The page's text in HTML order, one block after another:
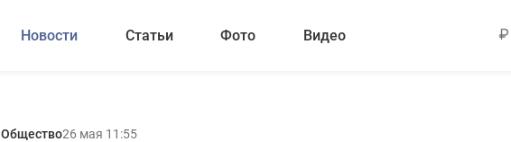
Новости Статьи Фото Видео
Общество26 мая 11:55